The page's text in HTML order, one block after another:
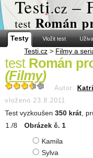
Testi.cz –
test Román
Testy Vložit test
Testi.cz > Filmy a
test Román
(Filmy)
Autor:
vloženo 23.8.2011
Test vyzkoušen 350 krát ,
Obrázek č. 1
Kamila
Sylva